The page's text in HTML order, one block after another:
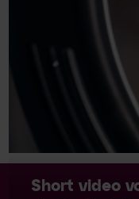
Short video